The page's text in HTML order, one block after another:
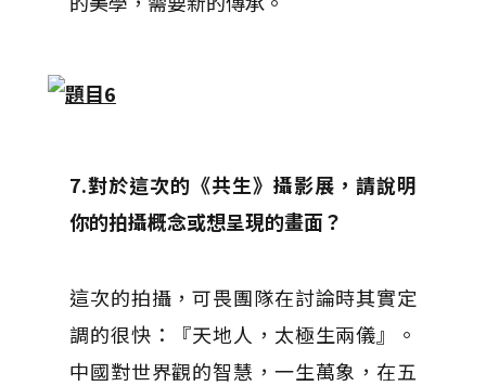
7.對於這次的《共生》攝影展，請說明
你的拍攝概念或想呈現的畫面？
這次的拍攝，可畏團隊在討論時其實定
調的很快：『天地人，太極生兩儀』。
中國對世界觀的智慧，一生萬象，在五